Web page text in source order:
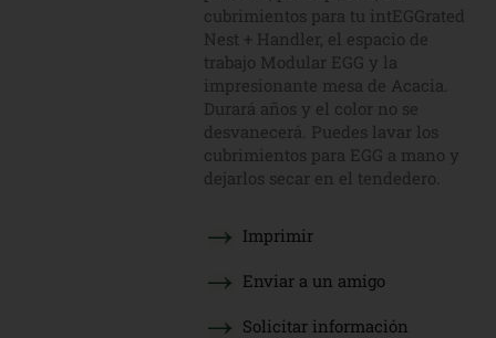
cubrimientos para tu intEGGrated
Nest + Handler, el espacio de
trabajo Modular EGG y la
impresionante mesa de Acacia.
Durará años y el color no se
desvanecerá. Puedes lavar los
cubrimientos para EGG a mano y
dejarlos secar en el tendedero.
Imprimir
Enviar a un amigo
Solicitar información